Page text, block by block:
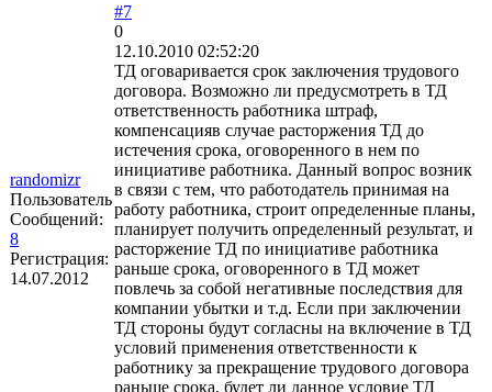
randomizr
Пользователь
Сообщений:
8
Регистрация:
14.07.2012
#7
0
12.10.2010 02:52:20
ТД оговаривается срок заключения трудового
договора. Возможно ли предусмотреть в ТД
ответственность работника штраф,
компенсацияв случае расторжения ТД до
истечения срока, оговоренного в нем по
инициативе работника. Данный вопрос возник
в связи с тем, что работодатель принимая на
работу работника, строит определенные планы,
планирует получить определенный результат, и
расторжение ТД по инициативе работника
раньше срока, оговоренного в ТД может
повлечь за собой негативные последствия для
компании убытки и т.д. Если при заключении
ТД стороны будут согласны на включение в ТД
условий применения ответственности к
работнику за прекращение трудового договора
раньше срока, будет ли данное условие ТД